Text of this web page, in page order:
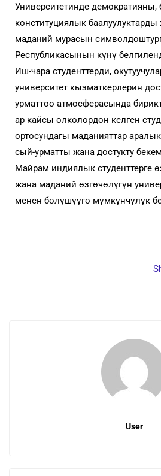
Университетинде демократияны,
конституциялык
маданий мурасын
Республикасынын күнү
Иш-чара студенттерди,
университет кызматкерлерин
урматтоо атмосферасында
ар кайсы өлкөлөрдөн келген
ортосундагы маданияттар
сый-урматты жана достукту
Майрам индиялык студенттерге
жана маданий өзгөчөлүгүн
менен бөлүшүүгө мүмкүнчүлүк
User